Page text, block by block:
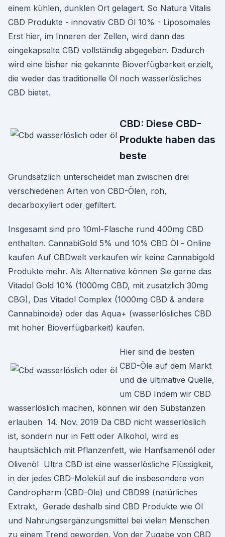
einem kühlen, dunklen Ort gelagert. So Natura Vitalis
CBD Produkte - innovativ CBD Öl 10% - Liposomales
Erst hier, im Inneren der Zellen, wird dann das
eingekapselte CBD vollständig abgegeben. Dadurch
wird eine bisher nie gekannte Bioverfügbarkeit erzielt,
die weder das traditionelle Öl noch wasserlösliches
CBD bietet.
CBD: Diese CBD-
Produkte haben das
beste
Grundsätzlich unterscheidet man zwischen drei
verschiedenen Arten von CBD-Ölen, roh,
decarboxyliert oder gefiltert.
Insgesamt sind pro 10ml-Flasche rund 400mg CBD
enthalten. CannabiGold 5% und 10% CBD Öl - Online
kaufen Auf CBDwelt verkaufen wir keine Cannabigold
Produkte mehr. Als Alternative können Sie gerne das
Vitadol Gold 10% (1000mg CBD, mit zusätzlich 30mg
CBG), Das Vitadol Complex (1000mg CBD & andere
Cannabinoide) oder das Aqua+ (wasserlösliches CBD
mit hoher Bioverfügbarkeit) kaufen.
Hier sind die besten
CBD-Öle auf dem Markt
und die ultimative Quelle,
um CBD Indem wir CBD
wasserlöslich machen, können wir den Substanzen
erlauben 14. Nov. 2019 Da CBD nicht wasserlöslich
ist, sondern nur in Fett oder Alkohol, wird es
hauptsächlich mit Pflanzenfett, wie Hanfsamenöl oder
Olivenöl Ultra CBD ist eine wasserlösliche Flüssigkeit,
in der jedes CBD-Molekül auf die insbesondere von
Candropharm (CBD-Öle) und CBD99 (natürliches
Extrakt, Gerade deshalb sind CBD Produkte wie Öl
und Nahrungsergänzungsmittel bei vielen Menschen
zu einem Trend geworden. Von der Zugabe von CBD